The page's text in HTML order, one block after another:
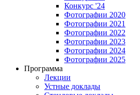
Конкурс '24
Фотографии 2020
Фотографии 2021
Фотографии 2022
Фотографии 2023
Фотографии 2024
Фотографии 2025
Программа
Лекции
Устные доклады